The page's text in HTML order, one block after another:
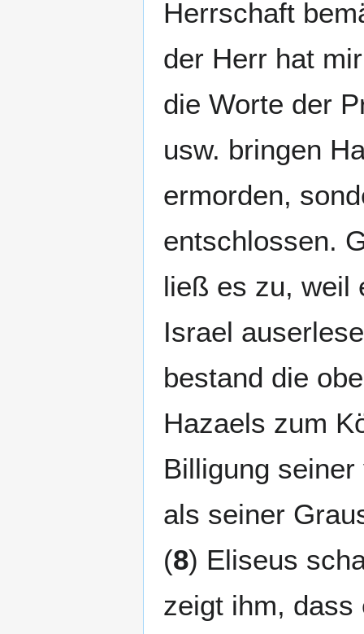
Herrschaft
der Herr hat
die Worte der
usw. bringen
ermorden,
entschlossen.
ließ es zu, weil
Israel
bestand die
Hazaels zum
Billigung
als seiner
(8) Eliseus
zeigt ihm,